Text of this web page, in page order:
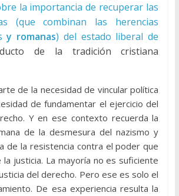
la importancia de recuperar las
(que combinan las herencias
y romanas) del estado liberal de
de la tradición cristiana
de la necesidad de vincular política
de fundamentar el ejercicio del
Y en ese contexto recuerda la
de la desmesura del nazismo y
de la resistencia contra el poder que
justicia. La mayoría no es suficiente
del derecho. Pero ese es solo el
De esa experiencia resulta la